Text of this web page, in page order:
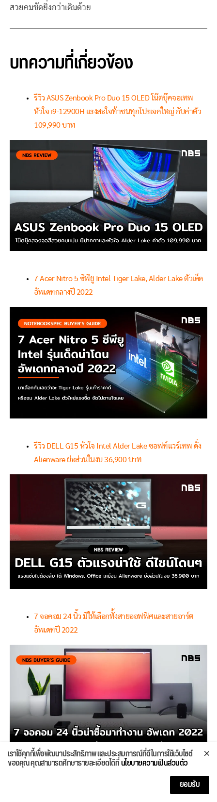
สวยคมชัดยิ่งกว่าเดิมด้วย
บทความที่เกี่ยวข้อง
รีวิว ASUS Zenbook Pro Duo 15 OLED โน๊ตบุ๊คจอเทพ
หัวใจ i9-12900H แรงสะใจท้าชนทุกโปรเจคใหญ่ กับค่าตัว
109,990 บาท
7 Acer Nitro 5 ซีพียู Intel Tiger Lake, Alder Lake ตัวเด็ด
อัพเดทกลางปี 2022
รีวิว DELL G15 หัวใจ Intel Alder Lake ซอฟท์แวร์เทพ ดั่ง
Alienware ย่อส่วนในงบ 36,900 บาท
7 จอคอม 24 นิ้ว มีให้เลือกทั้งสายออฟฟิศและสายอาร์ต
อัพเดทปี 2022
Curved Monitor,
หน้าจอ MSI,
เราใช้คุกกี้เพื่อพัฒนาประสิทธิภาพ และประสบการณ์ที่ดีในการใช้เว็บไซต์
ของคุณ คุณสามารถศึกษารายละเอียดได้ที่นโยบายความเป็นส่วนตัว
ยอมรับ